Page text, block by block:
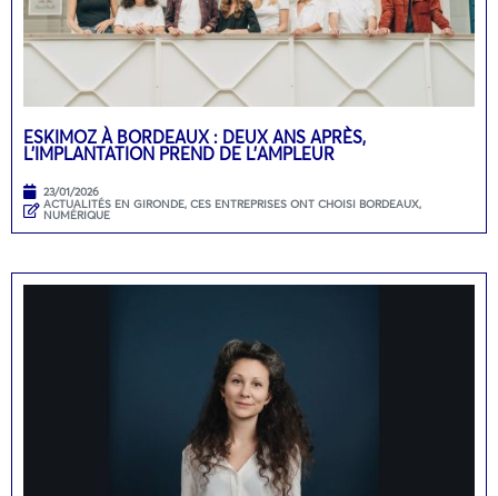
ESKIMOZ À BORDEAUX : DEUX ANS APRÈS,
L’IMPLANTATION PREND DE L’AMPLEUR
23/01/2026
ACTUALITÉS EN GIRONDE, CES ENTREPRISES ONT CHOISI BORDEAUX,
NUMÉRIQUE